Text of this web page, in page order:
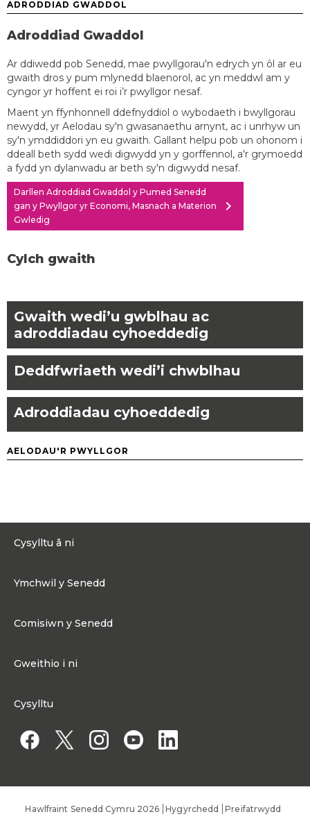
ADRODDIAD GWADDOL
Adroddiad Gwaddol
Ar ddiwedd pob Senedd, mae pwyllgorau'n edrych yn ôl ar eu
gwaith dros y pum mlynedd blaenorol, ac yn meddwl am y
cyngor yr hoffent ei roi i’r pwyllgor nesaf.
Maent yn ffynhonnell ddefnyddiol o wybodaeth i bwyllgorau
newydd, yr Aelodau sy'n gwasanaethu arnynt, ac i unrhyw un
sy'n ymddiddori yn eu gwaith. Gallant helpu pob un ohonom i
ddeall beth sydd wedi digwydd yn y gorffennol, a'r grymoedd
a fydd yn dylanwadu ar beth sy'n digwydd nesaf.
Darllen Adroddiad Gwaddol y Pumed Senedd
gan y Pwyllgor yr Economi, Masnach a Materion
Gwledig
chevron_right
Cylch gwaith
Gwaith wedi’u gwblhau ac
adroddiadau cyhoeddedig
Deddfwriaeth wedi’i chwblhau
Adroddiadau cyhoeddedig
AELODAU'R PWYLLGOR
Cysylltu â ni
Cysylltu â Senedd Cymru
Ymchwil y Senedd
Comisiwn y Senedd
Fframwaith Llywodraethu Corfforaethol y Comisiwn
Gweithio i ni
Gweithio i Aelod o'r Senedd
Cysylltu
Hawlfraint Senedd Cymru 2026 Hygyrchedd Preifatrwydd